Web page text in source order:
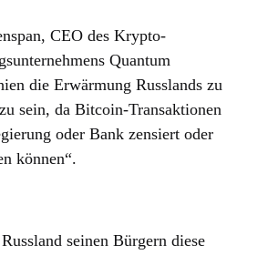
CEO des Krypto-
Quantum
die Erwärmung Russlands zu
sein, da Bitcoin-Transaktionen
oder Bank zensiert oder
können“.
seinen Bürgern diese